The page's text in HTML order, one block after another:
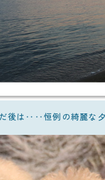
後は‥‥恒例の綺麗な